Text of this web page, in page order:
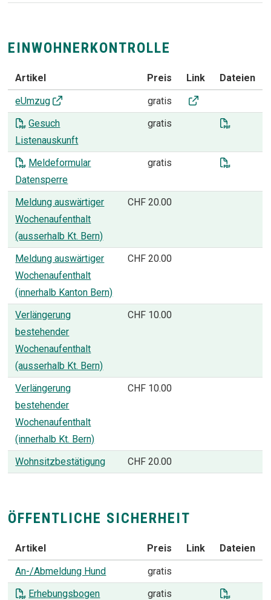
EINWOHNERKONTROLLE
EINWOHNERKONTROLLE
Artikel Preis Link
Dateien
eUmzug
gratis
eUmzug
Gesuch
Listenauskunft
gratis
Meldeformular
Datensperre
gratis
Meldung auswärtiger
Wochenaufenthalt
(ausserhalb Kt. Bern)
CHF 20.00
Meldung auswärtiger
Wochenaufenthalt
(innerhalb Kanton Bern)
CHF 20.00
Verlängerung
bestehender
Wochenaufenthalt
(ausserhalb Kt. Bern)
CHF 10.00
Verlängerung
bestehender
Wochenaufenthalt
(innerhalb Kt. Bern)
CHF 10.00
Wohnsitzbestätigung CHF 20.00
ÖFFENTLICHE SICHERHEIT
ÖFFENTLICHE SICHERHEIT
Artikel Preis Link
Dateien
An-/Abmeldung Hund
gratis
Erhebungsbogen
gratis